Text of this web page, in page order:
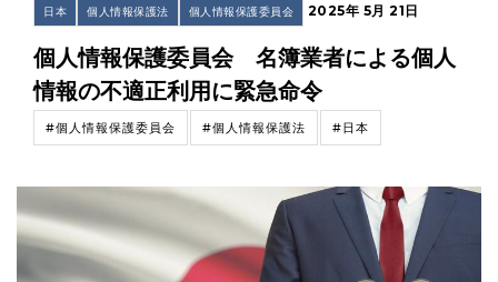
日本 個人情報保護法 個人情報保護委員会 2025年 5月 21日
個人情報保護委員会 名簿業者による個人
情報の不適正利用に緊急命令
#個人情報保護委員会 #個人情報保護法 #日本